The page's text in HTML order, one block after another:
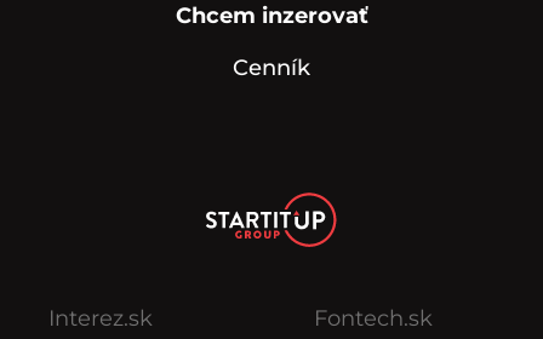
Chcem inzerovať
Cenník
Interez.sk
Fontech.sk